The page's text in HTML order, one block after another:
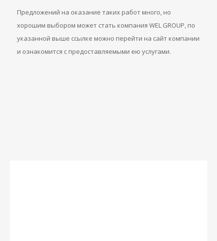
Предложений на оказание таких работ много, но
хорошим выбором может стать компания WEL GROUP, по
указанной выше ссылке можно перейти на сайт компании
и ознакомится с предоставляемыми ею услугами.